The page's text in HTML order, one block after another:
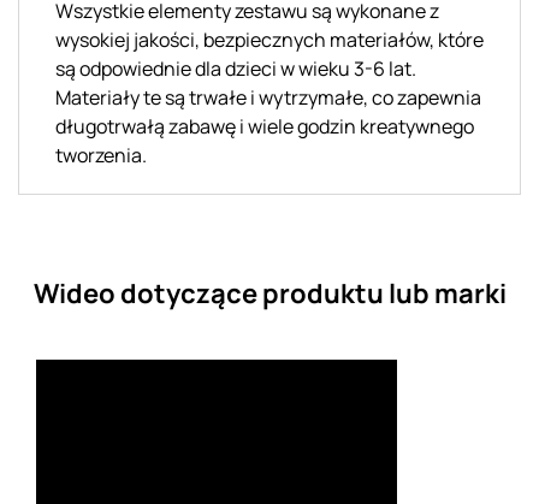
Wszystkie elementy zestawu są wykonane z
wysokiej jakości, bezpiecznych materiałów, które
są odpowiednie dla dzieci w wieku 3-6 lat.
Materiały te są trwałe i wytrzymałe, co zapewnia
długotrwałą zabawę i wiele godzin kreatywnego
tworzenia.
Wideo dotyczące produktu lub marki